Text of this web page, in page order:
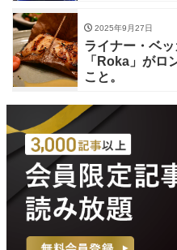
2025年9月27日
ライナー・ベ
「Roka」がロ
こと。